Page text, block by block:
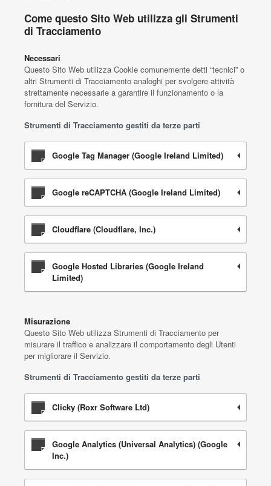
Come questo Sito Web utilizza gli Strumenti
di Tracciamento
Necessari
Questo Sito Web utilizza Cookie comunemente detti “tecnici” o
altri Strumenti di Tracciamento analoghi per svolgere attività
strettamente necessarie a garantire il funzionamento o la
fornitura del Servizio.
Strumenti di Tracciamento gestiti da terze parti
Google Tag Manager (Google Ireland Limited)
Google reCAPTCHA (Google Ireland Limited)
Cloudflare (Cloudflare, Inc.)
Google Hosted Libraries (Google Ireland
Limited)
Misurazione
Questo Sito Web utilizza Strumenti di Tracciamento per
misurare il traffico e analizzare il comportamento degli Utenti
per migliorare il Servizio.
Strumenti di Tracciamento gestiti da terze parti
Clicky (Roxr Software Ltd)
Google Analytics (Universal Analytics) (Google
Inc.)